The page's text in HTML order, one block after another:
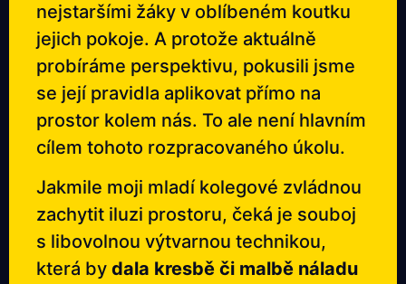
nejstaršími žáky v oblíbeném koutku
jejich pokoje. A protože aktuálně
probíráme perspektivu, pokusili jsme
se její pravidla aplikovat přímo na
prostor kolem nás. To ale není hlavním
cílem tohoto rozpracovaného úkolu.
Jakmile moji mladí kolegové zvládnou
zachytit iluzi prostoru, čeká je souboj
s libovolnou výtvarnou technikou,
která by dala kresbě či malbě náladu